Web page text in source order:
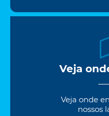
Veja
Veja onde
nossos